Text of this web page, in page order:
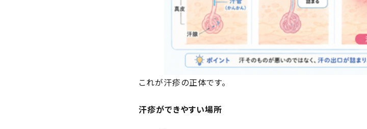
これが汗疹の正体です。
汗疹ができやすい場所